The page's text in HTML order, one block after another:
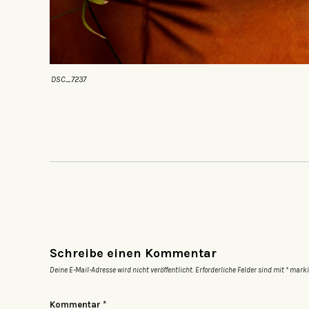
DSC_7237
Schreibe einen Kommentar
Deine E-Mail-Adresse wird nicht veröffentlicht. Erforderliche Felder sind mit *
Kommentar *